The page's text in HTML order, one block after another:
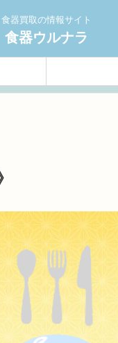
食器買取の情報サイト
食器ウルナラ